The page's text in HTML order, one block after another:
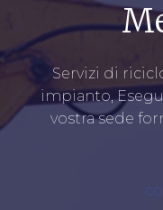
Servizi di
impianto,
vostra sede